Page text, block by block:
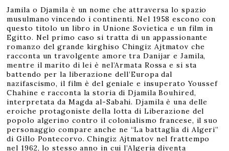
m
b
r
e
2
0
1
8
Jamila o Djamila è un nome che attraversa lo spazio
musulmano vincendo i continenti. Nel 1958 escono con
questo titolo un libro in Unione Sovietica e un film in
Egitto. Nel primo caso si tratta di un appassionante
romanzo del grande kirghiso Chingiz Ajtmatov che
racconta un travolgente amore tra Danijar e Jamila,
mentre il marito di lei è nel’Armata Rossa e si sta
battendo per la liberazione dell’Europa dal
nazifascismo, il film è del geniale e insuperato Youssef
Chahine e racconta la storia di Djamila Bouhired,
interpretata da Magda al-Sabahi. Djamila è una delle
eroiche protagoniste della lotta di Liberazione del
popolo algerino contro il colonialismo francese, il suo
personaggio compare anche ne “La battaglia di Algeri”
di Gillo Pontecorvo. Chingiz Ajtmatov nel frattempo
nel 1962, lo stesso anno in cui l’Algeria diventa